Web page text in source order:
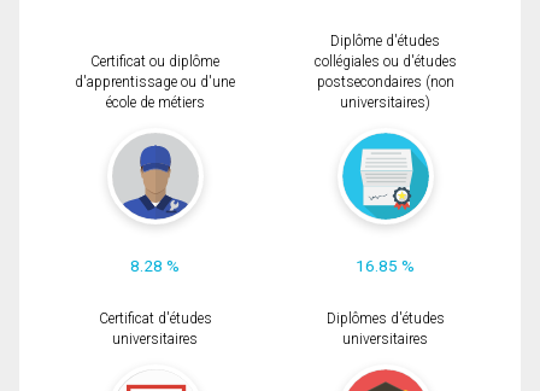
Certificat ou diplôme
d'apprentissage ou d'une
école de métiers
8.28 %
Diplôme d'études
collégiales ou d'études
postsecondaires (non
universitaires)
16.85 %
Certificat d'études
universitaires
Diplômes d'études
universitaires